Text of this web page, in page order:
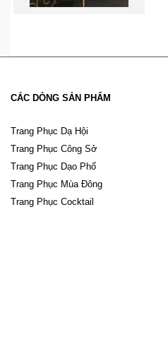
CÁC DÒNG SẢN PHẨM
Trang Phục Dạ Hội
Trang Phục Công Sở
Trang Phục Dạo Phố
Trang Phục Mùa Đông
Trang Phục Cocktail